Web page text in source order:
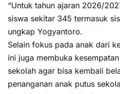
“Untuk tahun ajaran 2026/
siswa sekitar 345 termasuk
ungkap Yogyantoro.
Selain fokus pada anak dari
ini juga membuka
sekolah agar bisa kembali
penanganan anak putus